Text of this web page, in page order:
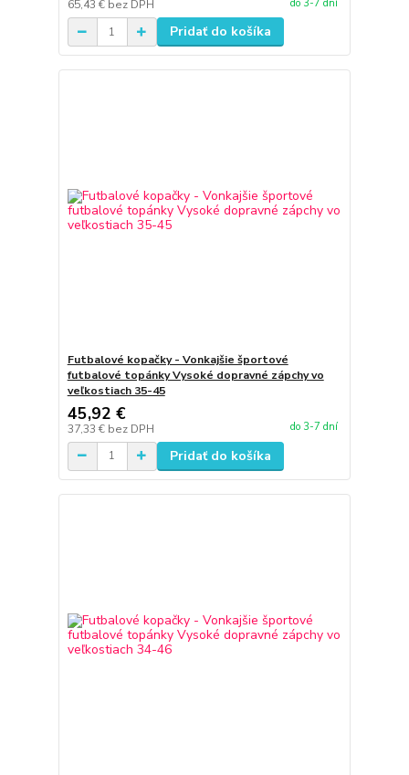
65,43 € bez DPH do 3-7 dní
Pridať do košíka
Futbalové kopačky - Vonkajšie športové
futbalové topánky Vysoké dopravné zápchy vo
veľkostiach 35-45
45,92 €
37,33 € bez DPH do 3-7 dní
Pridať do košíka